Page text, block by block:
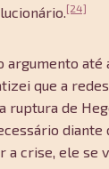
[24]
até
que a
ruptura de
diante
a crise, ele se